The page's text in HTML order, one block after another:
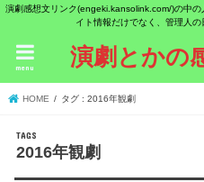
演劇感想文リンク(engeki.kansolink.com/)の中
イト情報だけでなく、管理人の
演劇とかの
menu
HOME タグ : 2016年観劇
2016年観劇